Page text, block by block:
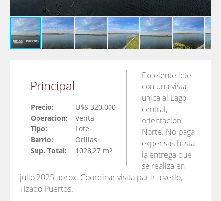
Principal
Precio:
U$S 320.000
Operacion:
Venta
Tipo:
Lote
Barrio:
Orillas
Sup. Total:
1028,27 m2
Excelente lote
con una vista
unica al Lago
central,
orientacion
Norte. No paga
expensas hasta
la entrega que
se realiza en
julio 2025 aprox. Coordinar visita par ir a verlo,
Tizado Puertos.